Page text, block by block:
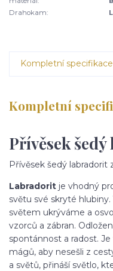
Drahokam:
Kompletní specifikace
Kompletní
Přívěsek
Přívěsek šedý labradorit
Labradorit je vhodný
světu své skryté
světem ukrýváme a
vzorců a zábran.
spontánnost a radost.
mágů, aby nesešli z
a světů, přináší světlo,